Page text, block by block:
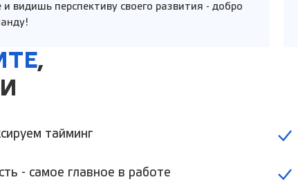
видишь перспективу своего развития - добро
,
тайминг
- самое главное в работе